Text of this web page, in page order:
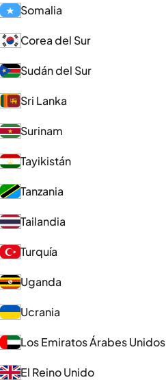
Somalia
Corea del Sur
Sudán del Sur
Sri Lanka
Surinam
Tayikistán
Tanzania
Tailandia
Turquía
Uganda
Ucrania
Los Emiratos Árabes Unidos
El Reino Unido